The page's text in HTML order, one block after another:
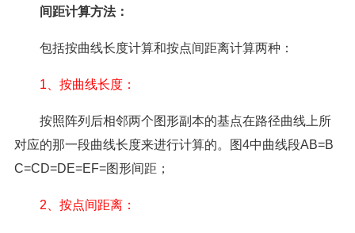
间距计算方法：
包括按曲线长度计算和按点间距离计算两种：
1、按曲线长度：
按照阵列后相邻两个图形副本的基点在路径曲线上所
对应的那一段曲线长度来进行计算的。图4中曲线段AB=B
C=CD=DE=EF=图形间距；
2、按点间距离：